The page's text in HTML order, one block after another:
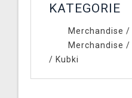
KATEGORIE
Merchandise /
Merchandise /
/ Kubki